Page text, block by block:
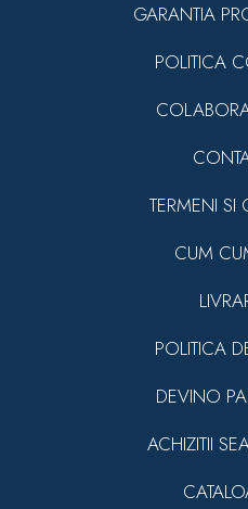
GARANTIA
POLITICA
TERMENI SI
CUM
POLITICA
DEVINO
ACHIZITII